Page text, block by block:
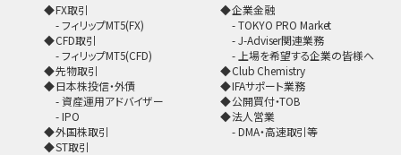
FX取引
フィリップMT5(FX)
CFD取引
フィリップMT5(CFD)
先物取引
日本株投信・外債
資産運用アドバイザー
IPO
外国株取引
ST取引
企業金融
TOKYO PRO Market
J-Adviser関連業務
上場を希望する企業の皆様へ
Club Chemistry
IFAサポート業務
公開買付・TOB
法人営業
DMA・高速取引等